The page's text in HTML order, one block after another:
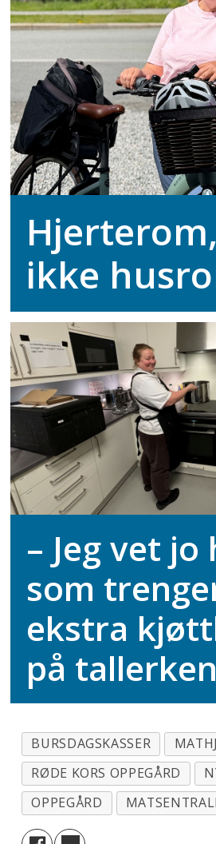
ikke
– Jeg vet jo
som
ekstra
på
BURSDAGSKASSER
RØDE KORS OPPEGÅRD
OPPEGÅRD